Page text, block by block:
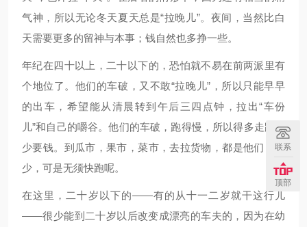
气神，所以无论冬天夏天总是“拉晚儿”。夜间，当然比白
天需要更多的留神与本事；钱自然也多挣一些。
年纪在四十以上，二十以下的，恐怕就不易在前两派里有
个地位了。他们的车破，又不敢“拉晚儿”，所以只能早早
的出车，希望能从清晨转到午后三四点钟，拉出“车份
儿”和自己的嚼谷。他们的车破，跑得慢，所以得多走路，
少要钱。到瓜市，果市，菜市，去拉货物，都是他们；钱
少，可是无须快跑呢。
在这里，二十岁以下的——有的从十一二岁就干这行儿
——很少能到二十岁以后改变成漂亮的车夫的，因为在幼
联系
顶部